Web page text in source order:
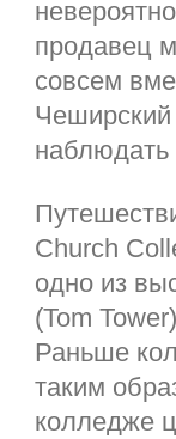
продавец
совсем
Чеширский
наблюдать
Church
одно из
(Tom
Раньше
таким
колледже